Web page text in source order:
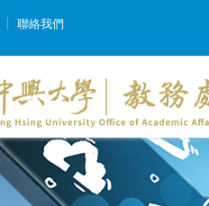
聯絡我們